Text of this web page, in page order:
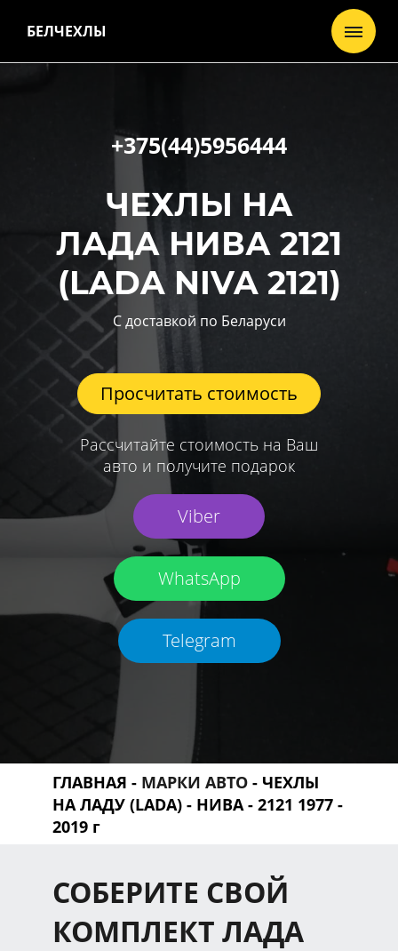
БЕЛЧЕХЛЫ
+375(44)5956444
ЧЕХЛЫ НА
ЛАДА НИВА 2121
(LADA NIVA 2121)
С доставкой по Беларуси
Просчитать стоимость
Рассчитайте стоимость на Ваш
авто и получите подарок
Viber
WhatsApp
Telegram
ГЛАВНАЯ - МАРКИ АВТО - ЧЕХЛЫ
НА ЛАДУ (LADA) - НИВА - 2121 1977 -
2019 г
СОБЕРИТЕ СВОЙ
КОМПЛЕКТ ЛАДА